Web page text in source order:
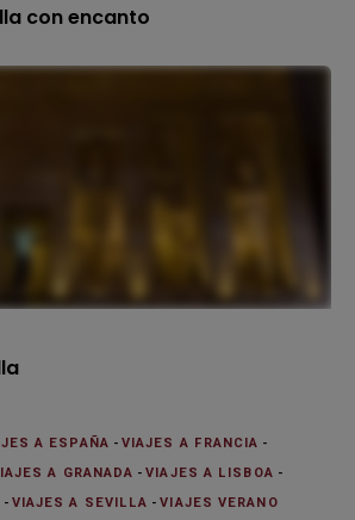
con encanto
A ESPAÑA -VIAJES A FRANCIA -
A GRANADA -VIAJES A LISBOA -
-VIAJES A SEVILLA -VIAJES VERANO